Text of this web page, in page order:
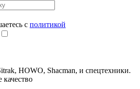
с политикой
HOWO, Shacman, и спецтехники.